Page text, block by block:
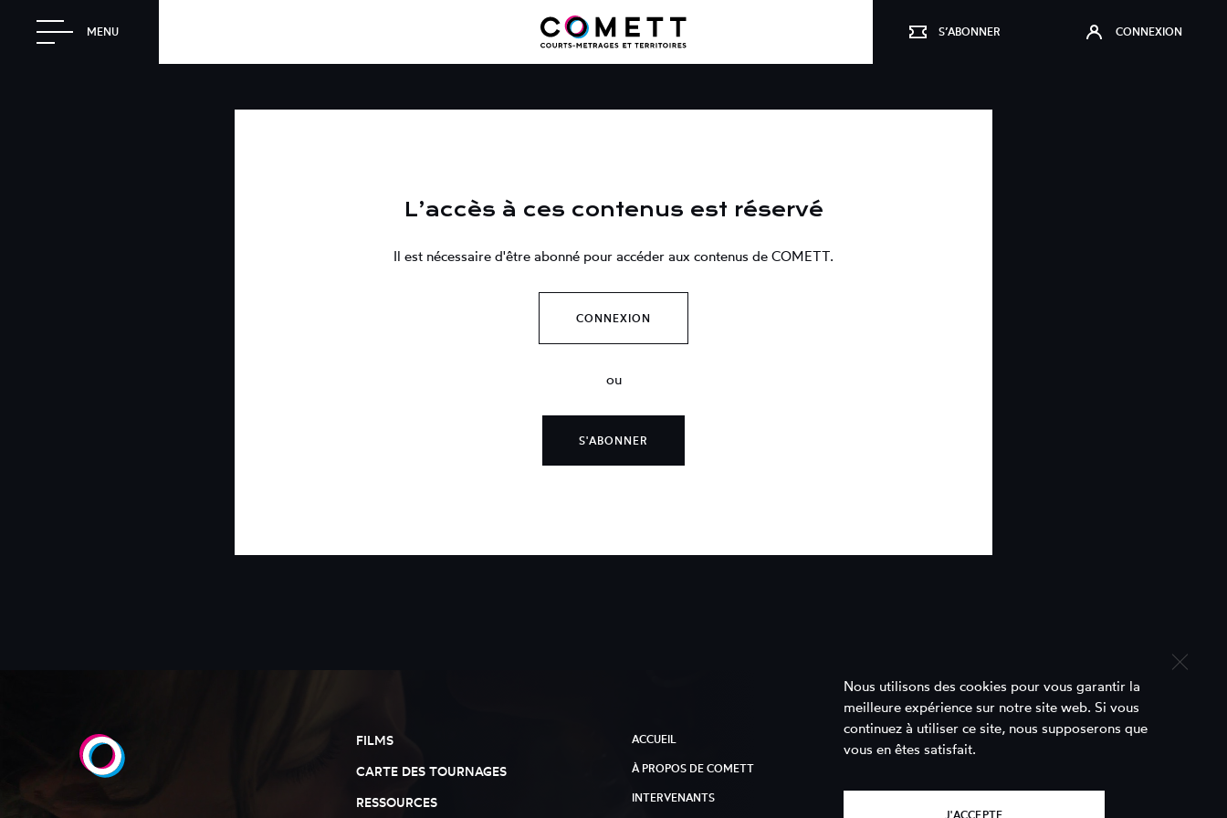
MENU S’ABONNER CONNEXION
L’accès à ces contenus est réservé
Il est nécessaire d'être abonné pour accéder aux contenus de COMETT.
CONNEXION
ou
S'ABONNER
FILMS
CARTE DES TOURNAGES
RESSOURCES
ACCUEIL
À PROPOS DE COMETT
INTERVENANTS
Contact
Nous utilisons des cookies pour vous garantir la
meilleure expérience sur notre site web. Si vous
continuez à utiliser ce site, nous supposerons que
vous en êtes satisfait.
J'ACCEPTE